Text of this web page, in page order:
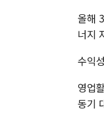
올해
너지
수익
영업
동기